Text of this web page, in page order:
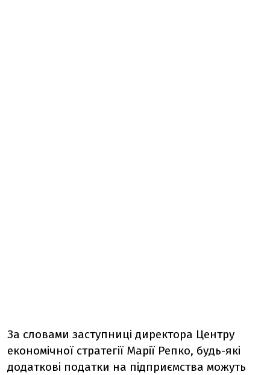
За словами заступниці директора Центру
економічної стратегії Марії Репко, будь-які
додаткові податки на підприємства можуть